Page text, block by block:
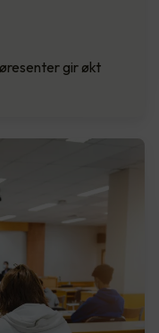
gir økt